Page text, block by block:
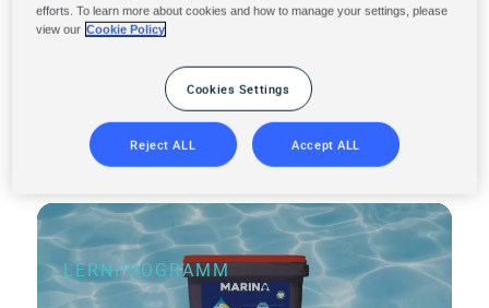
MEHR LESEN
LERNPROGRAMM
efforts. To learn more about cookies and how to manage your settings, please
view our Cookie Policy
Cookies Settings
Reject ALL Accept ALL